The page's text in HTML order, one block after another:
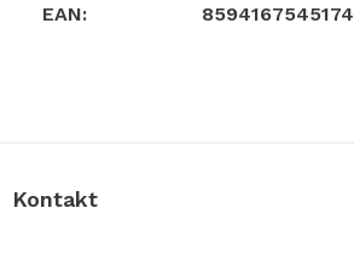
EAN: 8594167545174
Kontakt